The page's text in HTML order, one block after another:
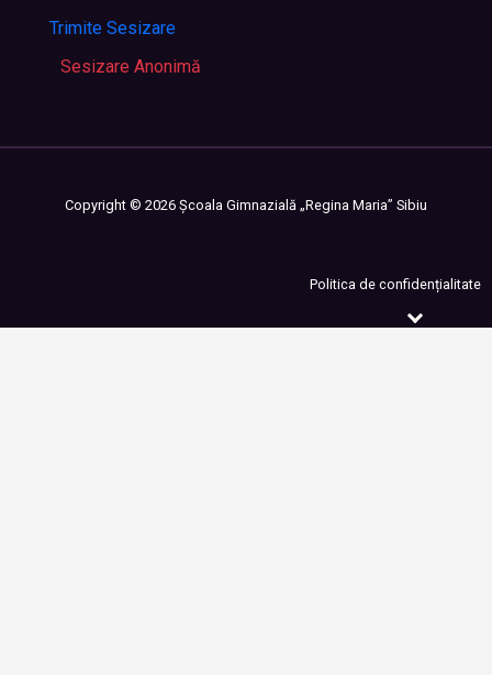
Trimite Sesizare
Sesizare Anonimă
Copyright © 2026 Școala Gimnazială „Regina Maria” Sibiu
Politica de confidențialitate